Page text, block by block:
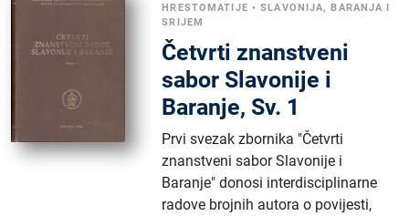
HRESTOMATIJE •SLAVONIJA, BARANJA I
SRIJEM
Četvrti znanstveni
sabor Slavonije i
Baranje, Sv. 1
Prvi svezak zbornika "Četvrti
znanstveni sabor Slavonije i
Baranje" donosi interdisciplinarne
radove brojnih autora o povijesti,